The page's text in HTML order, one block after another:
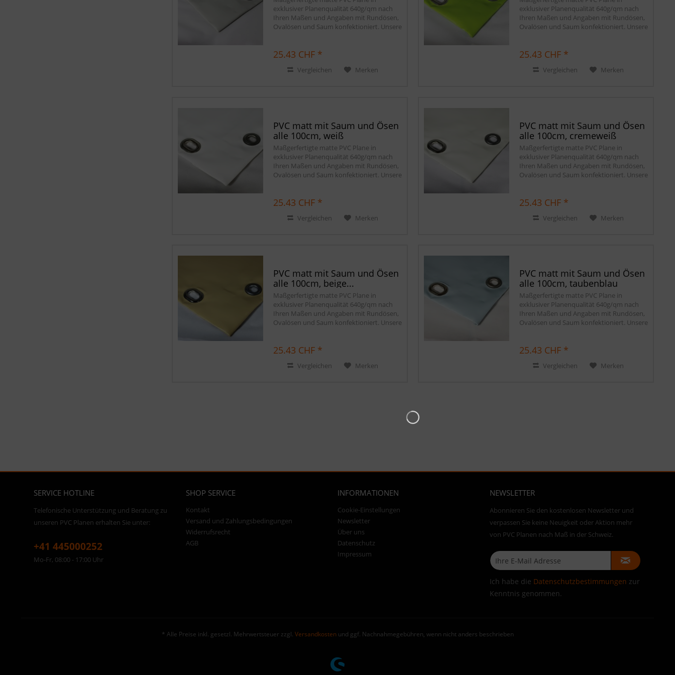
exklusiver Planenqualität 640g/qm nach
Ihren Maßen und Angaben mit Rundösen,
Ovalösen und Saum konfektioniert. Unsere
Saum in der...
25.43 CHF *
Vergleichen Merken
exklusiver Planenqualität 640g/qm nach
Ihren Maßen und Angaben mit Rundösen,
Ovalösen und Saum konfektioniert. Unsere
Saum in der...
25.43 CHF *
Vergleichen Merken
PVC matt mit Saum und Ösen
alle 100cm, weiß
Maßgerfertigte matte PVC Plane in
exklusiver Planenqualität 640g/qm nach
Ihren Maßen und Angaben mit Rundösen,
Ovalösen und Saum konfektioniert. Unsere
Saum in der...
25.43 CHF *
Vergleichen Merken
PVC matt mit Saum und Ösen
alle 100cm, cremeweiß
Maßgerfertigte matte PVC Plane in
exklusiver Planenqualität 640g/qm nach
Ihren Maßen und Angaben mit Rundösen,
Ovalösen und Saum konfektioniert. Unsere
Saum in der...
25.43 CHF *
Vergleichen Merken
PVC matt mit Saum und Ösen
alle 100cm, beige...
Maßgerfertigte matte PVC Plane in
exklusiver Planenqualität 640g/qm nach
Ihren Maßen und Angaben mit Rundösen,
Ovalösen und Saum konfektioniert. Unsere
Saum in der...
25.43 CHF *
Vergleichen Merken
PVC matt mit Saum und Ösen
alle 100cm, taubenblau
Maßgerfertigte matte PVC Plane in
exklusiver Planenqualität 640g/qm nach
Ihren Maßen und Angaben mit Rundösen,
Ovalösen und Saum konfektioniert. Unsere
Saum in der...
25.43 CHF *
Vergleichen Merken
SERVICE HOTLINE
Telefonische Unterstützung und Beratung zu
unseren PVC Planen erhalten Sie unter:
+41 445000252
Mo-Fr, 08:00 - 17:00 Uhr
SHOP SERVICE
Kontakt
Versand und Zahlungsbedingungen
Widerrufsrecht
AGB
INFORMATIONEN
Cookie-Einstellungen
Newsletter
Über uns
Datenschutz
Impressum
NEWSLETTER
Abonnieren Sie den kostenlosen Newsletter und
verpassen Sie keine Neuigkeit oder Aktion mehr
von PVC Planen nach Maß in der Schweiz.
Ich habe die Datenschutzbestimmungen zur
Kenntnis genommen.
* Alle Preise inkl. gesetzl. Mehrwertsteuer zzgl. Versandkostenund ggf. Nachnahmegebühren, wenn nicht anders beschrieben